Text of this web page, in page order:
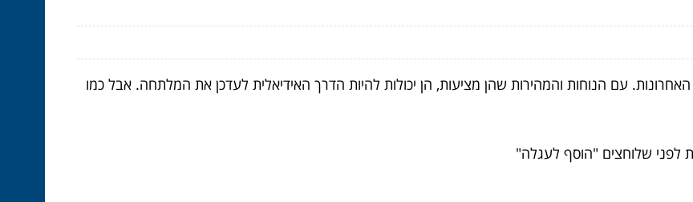
עם הנוחות והמהירות שהן מציעות, הן יכולות להיות הדרך האידיאלית לעדכן את המלתחה. אבל כמו
לפני שלוחצים "הוסף לעגלה"